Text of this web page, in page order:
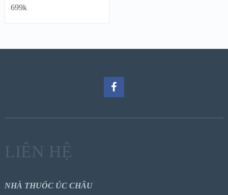
699k
LIÊN HỆ
NHÀ THUỐC ÚC CHÂU